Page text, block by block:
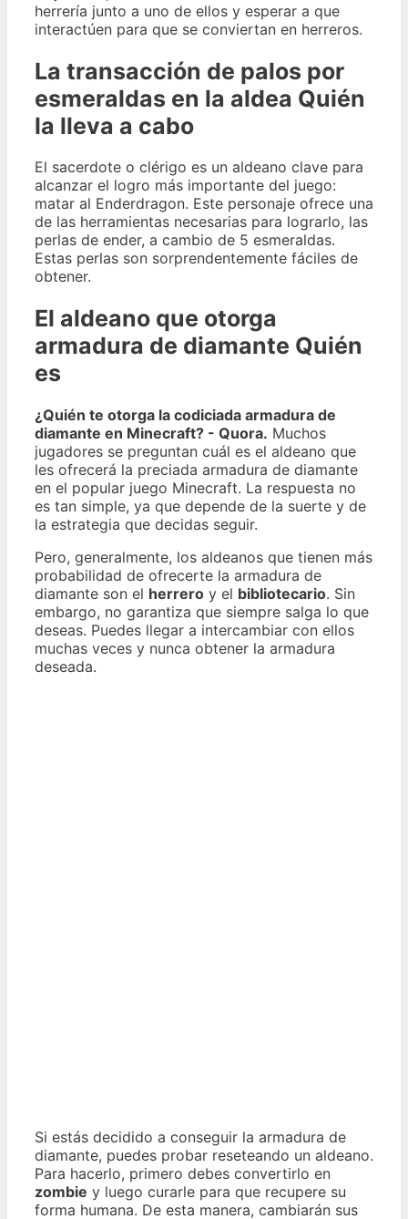
herrería junto a uno de ellos y esperar a que
interactúen para que se conviertan en herreros.
La transacción de palos por
esmeraldas en la aldea Quién
la lleva a cabo
El sacerdote o clérigo es un aldeano clave para
alcanzar el logro más importante del juego:
matar al Enderdragon. Este personaje ofrece una
de las herramientas necesarias para lograrlo, las
perlas de ender, a cambio de 5 esmeraldas.
Estas perlas son sorprendentemente fáciles de
obtener.
El aldeano que otorga
armadura de diamante Quién
es
¿Quién te otorga la codiciada armadura de
diamante en Minecraft? - Quora. Muchos
jugadores se preguntan cuál es el aldeano que
les ofrecerá la preciada armadura de diamante
en el popular juego Minecraft. La respuesta no
es tan simple, ya que depende de la suerte y de
la estrategia que decidas seguir.
Pero, generalmente, los aldeanos que tienen más
probabilidad de ofrecerte la armadura de
diamante son el herrero y el bibliotecario. Sin
embargo, no garantiza que siempre salga lo que
deseas. Puedes llegar a intercambiar con ellos
muchas veces y nunca obtener la armadura
deseada.
Si estás decidido a conseguir la armadura de
diamante, puedes probar reseteando un aldeano.
Para hacerlo, primero debes convertirlo en
zombie y luego curarle para que recupere su
forma humana. De esta manera, cambiarán sus